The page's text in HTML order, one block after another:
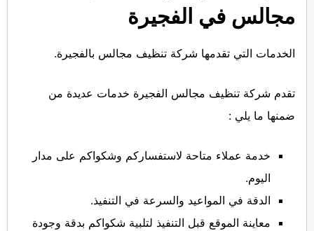
مجالس في الفجيرة
الخدمات التي تقدمها شركة تنظيف مجالس بالفجيرة.
تقدم شركة تنظيف مجالس الفجيرة خدمات عديدة من
ضمنها ما يلي :
خدمة عملاء متاحة لاستفساركم وشكواكم على مدار
اليوم.
الدقة في المواعيد والسرعة في التنفيذ.
معاينة الموقع قبل التنفيذ لتلبية شكواكم بدقة وجودة